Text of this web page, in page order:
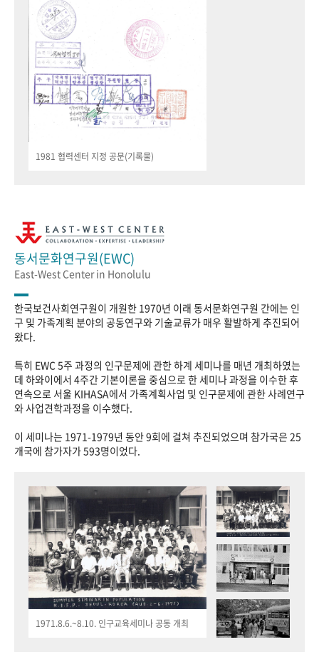
1981 협력센터 지정 공문(기록물)
동서문화연구원(EWC)
East-West Center in Honolulu
한국보건사회연구원이 개원한 1970년 이래 동서문화연구원 간에는 인
구 및 가족계획 분야의 공동연구와 기술교류가 매우 활발하게 추진되어
왔다.
특히 EWC 5주 과정의 인구문제에 관한 하계 세미나를 매년 개최하였는
데 하와이에서 4주간 기본이론을 중심으로 한 세미나 과정을 이수한 후
연속으로 서울 KIHASA에서 가족계획사업 및 인구문제에 관한 사례연구
와 사업견학과정을 이수했다.
이 세미나는 1971-1979년 동안 9회에 걸쳐 추진되었으며 참가국은 25
개국에 참가자가 593명이었다.
1971.8.6.~8.10. 인구교육세미나 공동 개최